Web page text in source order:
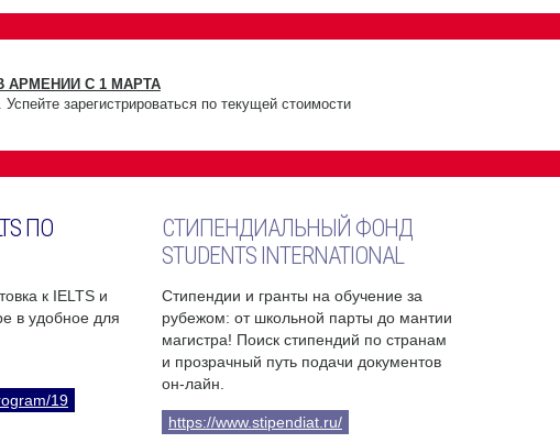
АРМЕНИИ С 1 МАРТА
зарегистрироваться по текущей стоимости
ПО
к IELTS и
в удобное для
19
СТИПЕНДИАЛЬНЫЙ ФОНД
STUDENTS INTERNATIONAL
Стипендии и гранты на обучение за
рубежом: от школьной парты до мантии
магистра! Поиск стипендий по странам
и прозрачный путь подачи документов
он-лайн.
https://www.stipendiat.ru/